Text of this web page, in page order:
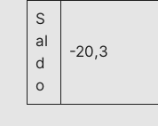
S
al
d
o
-20,3